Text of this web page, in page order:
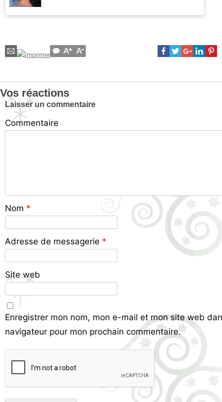
Vos réactions
Laisser un commentaire
Commentaire
Nom *
Adresse de messagerie *
Site web
Enregistrer mon nom, mon e-mail et mon site web
navigateur pour mon prochain commentaire.